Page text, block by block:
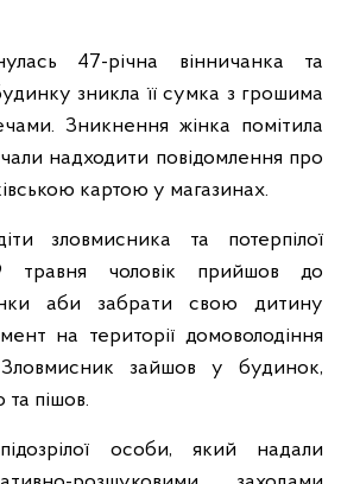
47-річна вінничанка та
зникла її сумка з грошима
Зникнення жінка помітила
надходити повідомлення про
картою у магазинах.
зловмисника та потерпілої
травня чоловік прийшов до
аби забрати свою дитину
на території домоволодіння
зайшов у будинок,
пішов.
особи, який надали